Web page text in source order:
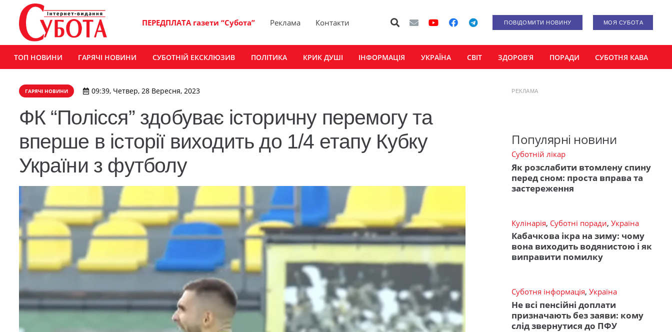
ПЕРЕДПЛАТА газети “Субота” Реклама Контакти ПОВІДОМИТИ НОВИНУ МОЯ СУБОТА
ТОП НОВИНИ ГАРЯЧІ НОВИНИ СУБОТНІЙ ЕКСКЛЮЗИВ ПОЛІТИКА КРИК ДУШІ ІНФОРМАЦІЯ УКРАЇНА СВІТ ЗДОРОВ’Я ПОРАДИ СУБОТНЯ КАВА
ГАРЯЧІ НОВИНИ 09:39, Четвер, 28 Вересня, 2023
ФК “Полісся” здобуває історичну перемогу та
вперше в історії виходить до 1/4 етапу Кубку
України з футболу
РЕКЛАМА
Популярні новини
Суботній лікар
Як розслабити втомлену спину
перед сном: проста вправа та
застереження
Кулінарія, Суботні поради, Україна
Кабачкова ікра на зиму: чому
вона виходить водянистою і як
виправити помилку
Суботня інформація, Україна
Не всі пенсійні доплати
призначають без заяви: кому
слід звернутися до ПФУ